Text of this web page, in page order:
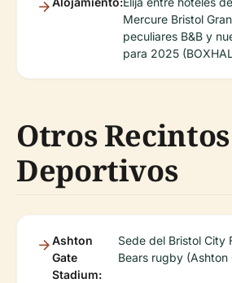
Mercure Bristol
peculiares B&B y
para 2025
Otros Recintos
Deportivos
Ashton
Gate
Stadium:
Sede del Bristol City
Bears rugby (Ashton